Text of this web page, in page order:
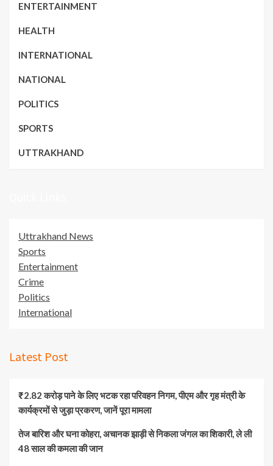
ENTERTAINMENT
HEALTH
INTERNATIONAL
NATIONAL
POLITICS
SPORTS
UTTRAKHAND
Uttrakhand News
Sports
Entertainment
Crime
Politics
International
Latest Post
₹2.82 करोड़ पाने के लिए भटक रहा परिवहन निगम, पीएम और गृह मंत्री के
कार्यक्रमों से जुड़ा प्रकरण, जानें पूरा मामला
तेज बारिश और घना कोहरा, अचानक झाड़ी से निकला जंगल का शिकारी, ले ली
48 साल की कमला की जान